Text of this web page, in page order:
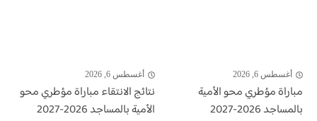
أغسطس 6, 2026
مباراة مؤطري محو الأمية
بالمساجد 2026-2027
أغسطس 6, 2026
نتائج الانتقاء مباراة مؤطري محو
الأمية بالمساجد 2026-2027